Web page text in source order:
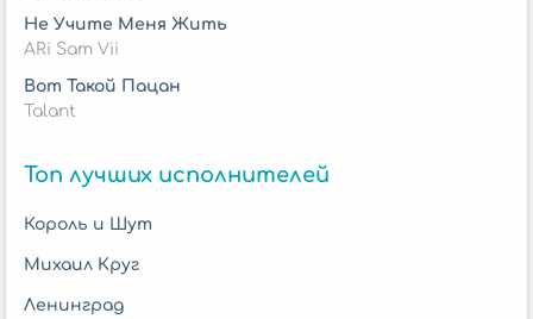
Не Учите Меня Жить
ARi Sam Vii
Вот Такой Пацан
Talant
Топ лучших исполнителей
Король и Шут
Михаил Круг
Ленинград